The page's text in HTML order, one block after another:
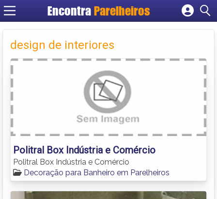
Encontra Parelheiros
Cadastrar empresa
Criar conta
design de interiores
Politral Box Indústria e Comércio
Politral Box Indústria e Comércio
Decoração para Banheiro em Parelheiros